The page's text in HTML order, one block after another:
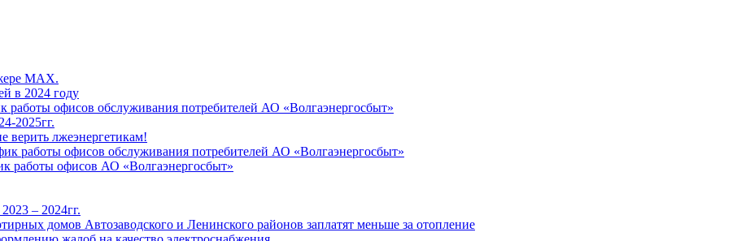
MAX.
в 2024 году
работы офисов обслуживания потребителей АО «Волгаэнергосбыт»
2025гг.
верить лжеэнергетикам!
работы офисов обслуживания потребителей АО «Волгаэнергосбыт»
работы офисов АО «Волгаэнергосбыт»
– 2024гг.
домов Автозаводского и Ленинского районов заплатят меньше за отопление